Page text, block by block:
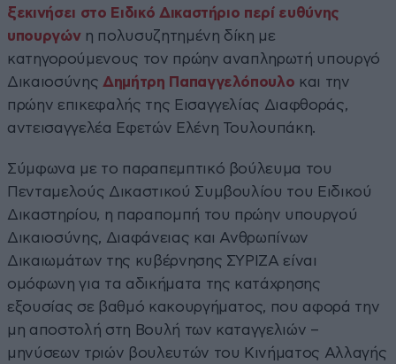
ξεκινήσει στο Ειδικό Δικαστήριο περί ευθύνης
υπουργώνη πολυσυζητημένη δίκη με
κατηγορούμενους τον πρώην αναπληρωτή υπουργό
Δικαιοσύνης Δημήτρη Παπαγγελόπουλο και την
πρώην επικεφαλής της Εισαγγελίας Διαφθοράς,
αντεισαγγελέα Εφετών Ελένη Τουλουπάκη.
Σύμφωνα με το παραπεμπτικό βούλευμα του
Πενταμελούς Δικαστικού Συμβουλίου του Ειδικού
Δικαστηρίου, η παραπομπή του πρώην υπουργού
Δικαιοσύνης, Διαφάνειας και Ανθρωπίνων
Δικαιωμάτων της κυβέρνησης ΣΥΡΙΖΑ είναι
ομόφωνη για τα αδικήματα της κατάχρησης
εξουσίας σε βαθμό κακουργήματος, που αφορά την
μη αποστολή στη Βουλή των καταγγελιών –
μηνύσεων τριών βουλευτών του Κινήματος Αλλαγής